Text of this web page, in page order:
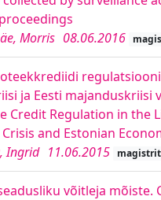
Morris 08.06.2016
ja Eesti majanduskriisi
Credit Regulation in the
and Estonian
Ingrid 11.06.2015
võitleja mõiste.